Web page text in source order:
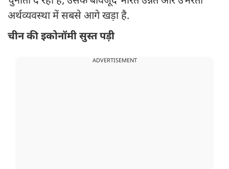
अर्थव्यवस्था में सबसे आगे खड़ा है.
चीन की इकोनॉमी सुस्त पड़ी
ADVERTISEMENT